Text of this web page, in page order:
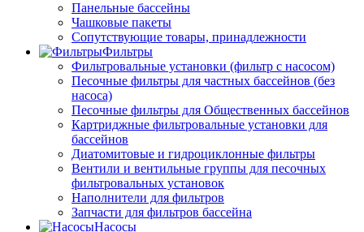
Панельные бассейны
Чашковые пакеты
Сопутствующие товары, принадлежности
Фильтры
Фильтровальные установки (фильтр с насосом)
Песочные фильтры для частных бассейнов (без
насоса)
Песочные фильтры для Общественных бассейнов
Картриджные фильтровальные установки для
бассейнов
Диатомитовые и гидроциклонные фильтры
Вентили и вентильные группы для песочных
фильтровальных установок
Наполнители для фильтров
Запчасти для фильтров бассейна
Насосы